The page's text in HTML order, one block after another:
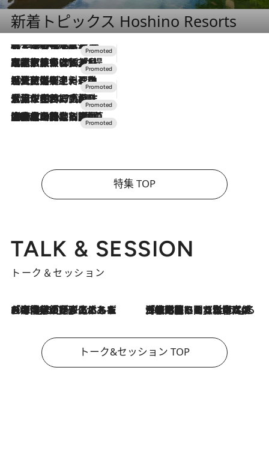
新着トピックス Hoshino Resorts
2026.8.7
【トンボの足水浴】ヒノキの香りに包まれて涼感マックス！約13℃の湧水かけ流しを避暑地「星野温泉 トンボの湯」で体験
2026.7.31
【ホテル帰省】という選択肢をOMOが提案。家族とほどよい距離を保つには「昼は実家、夜は気兼ねなくホテルで！」
2026.7.24
【夏限定ディナーコース】旬を迎える稚鮎や花ズッキーニなどをイタリア・トスカーナの郷土料理の手法で満喫！
2026.7.17
「土佐和ハーブかき氷」がOMO7高知に登場！生姜、山椒、大葉など目にも舌にも涼を呼ぶ郷土の味
2026.7.10
NEW OPEN！【界 草津】名湯の地に誕生。趣の異なる2種の温泉と上州ならではの会席・蕎麦割烹など美食を味わう究極の癒やし旅
特集 TOP
TALK & SESSION
トーク＆セッション
2026.8.3
「今後値上げがあるとすれば…」「リスクがあるのは今年の冬」エネルギー専門家が語る、ホルムズ海峡封鎖が家庭にもたらす“ある心配” 2026.8.3
「住宅建てられない…」「サーチャージ料の高値が続いている」ホルムズ海峡封鎖による影響はいつまで続く？《エネルギー専門家に聞く“どうなる日本の暮らし”》
トーク&セッション TOP